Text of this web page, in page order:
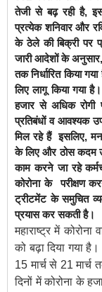
तेजी से बढ़ रही है,
प्रत्येक शनिवार और
के ठेले की बिक्री पर
जारी आदेशों के
तक निर्धारित किया
लिए लागू किया गया है।
हजार से अधिक रोगी
प्रतिबंधों व आवश्यक
मिल रहे हैं इसलिए,
के लिए और ठोस कदम
काम करने जा रहे
कोरोना के परीक्षण
ट्रीटमेंट के समुचित
प्रयास कर सकती है।
महाराष्ट्र में
को बढ़ा दिया गया
15 मार्च से 21 मार्च
दिनों में कोरोना के